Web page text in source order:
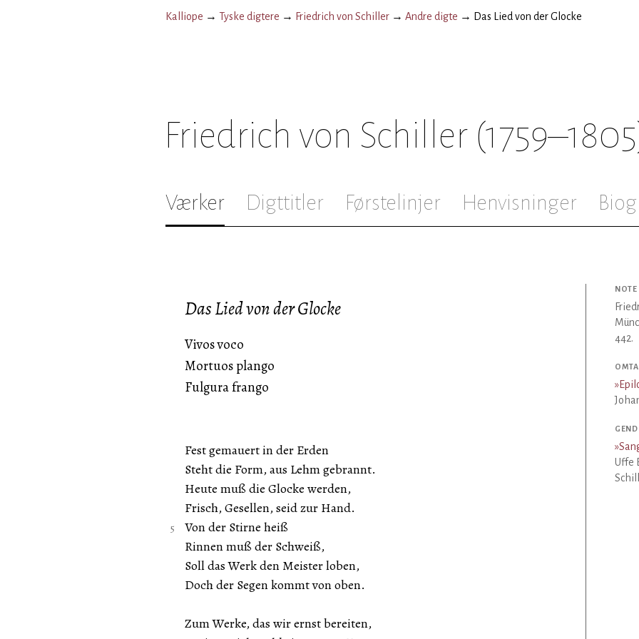
Kalliope → Tyske digtere → Friedrich von Schiller → Andre digte → Das Lied von der Glocke
Friedrich von Schiller
Værker Digttitler Førstelinjer Henvisninger
Das Lied von der Glocke
Vivos voco
Mortuos plango
Fulgura frango
Fest gemauert in der Erden
Steht die Form, aus Lehm gebrannt.
Heute muß die Glocke werden,
Frisch, Gesellen, seid zur Hand.
Von der Stirne heiß
Rinnen muß der Schweiß,
Soll das Werk den Meister loben,
Doch der Segen kommt von oben.
Zum Werke, das wir ernst bereiten,
NOTE
442.
»
»
Uffe